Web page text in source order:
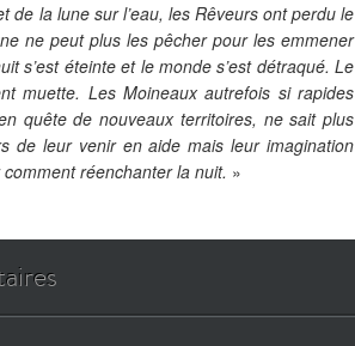
la lune sur l’eau, les Rêveurs ont perdu le
ne peut plus les pêcher pour les emmener
s’est éteinte et le monde s’est détraqué. Le
muette. Les Moineaux autrefois si rapides
quête de nouveaux territoires, ne sait plus
de leur venir en aide mais leur imagination
réenchanter la nuit. »